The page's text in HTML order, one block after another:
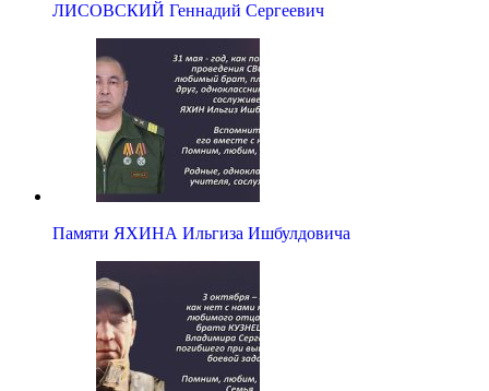
ЛИСОВСКИЙ Геннадий Сергеевич
Памяти ЯХИНА Ильгиза Ишбулдовича